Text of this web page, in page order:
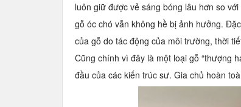
luôn giữ được vẻ sáng bóng lâu hơn so
gỗ óc chó vẫn không hề bị ảnh hưởng.
của gỗ do tác động của môi trường, thời
Cũng chính vì đây là một loại gỗ “thượng
đầu của các kiến trúc sư. Gia chủ hoàn